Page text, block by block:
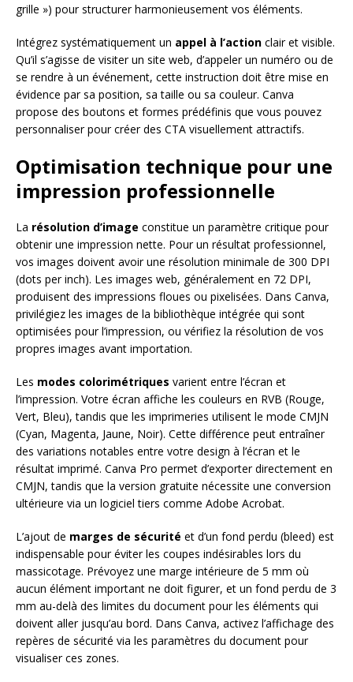
grille ») pour structurer harmonieusement vos éléments.
Intégrez systématiquement un appel à l’action clair et visible.
Qu’il s’agisse de visiter un site web, d’appeler un numéro ou de
se rendre à un événement, cette instruction doit être mise en
évidence par sa position, sa taille ou sa couleur. Canva
propose des boutons et formes prédéfinis que vous pouvez
personnaliser pour créer des CTA visuellement attractifs.
Optimisation technique pour une
impression professionnelle
La résolution d’image constitue un paramètre critique pour
obtenir une impression nette. Pour un résultat professionnel,
vos images doivent avoir une résolution minimale de 300 DPI
(dots per inch). Les images web, généralement en 72 DPI,
produisent des impressions floues ou pixelisées. Dans Canva,
privilégiez les images de la bibliothèque intégrée qui sont
optimisées pour l’impression, ou vérifiez la résolution de vos
propres images avant importation.
Les modes colorimétriques varient entre l’écran et
l’impression. Votre écran affiche les couleurs en RVB (Rouge,
Vert, Bleu), tandis que les imprimeries utilisent le mode CMJN
(Cyan, Magenta, Jaune, Noir). Cette différence peut entraîner
des variations notables entre votre design à l’écran et le
résultat imprimé. Canva Pro permet d’exporter directement en
CMJN, tandis que la version gratuite nécessite une conversion
ultérieure via un logiciel tiers comme Adobe Acrobat.
L’ajout de marges de sécurité et d’un fond perdu (bleed) est
indispensable pour éviter les coupes indésirables lors du
massicotage. Prévoyez une marge intérieure de 5 mm où
aucun élément important ne doit figurer, et un fond perdu de 3
mm au-delà des limites du document pour les éléments qui
doivent aller jusqu’au bord. Dans Canva, activez l’affichage des
repères de sécurité via les paramètres du document pour
visualiser ces zones.